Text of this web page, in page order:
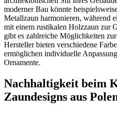
moderner Bau könnte
Metallzaun harmonieren, während
mit einem rustikalen Holzzaun zur
gibt es zahlreiche Möglichkeiten
Hersteller bieten verschiedene
ermöglichen individuelle
Ornamente.
Nachhaltigkeit beim
Zaundesigns aus